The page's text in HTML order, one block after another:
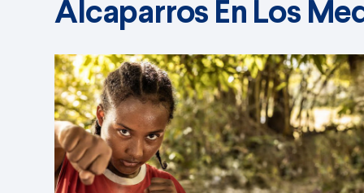
Alcaparros En Los